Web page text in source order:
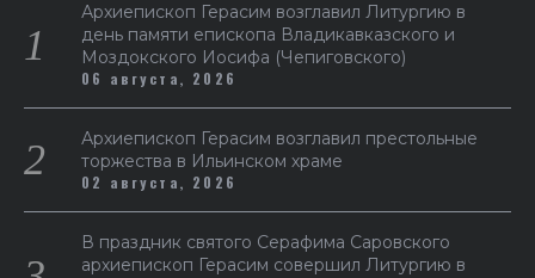
Архиепископ Герасим возглавил Литургию в
день памяти епископа Владикавказского и
Моздокского Иосифа (Чепиговского)
06 августа, 2026
Архиепископ Герасим возглавил престольные
торжества в Ильинском храме
02 августа, 2026
В праздник святого Серафима Саровского
архиепископ Герасим совершил Литургию в